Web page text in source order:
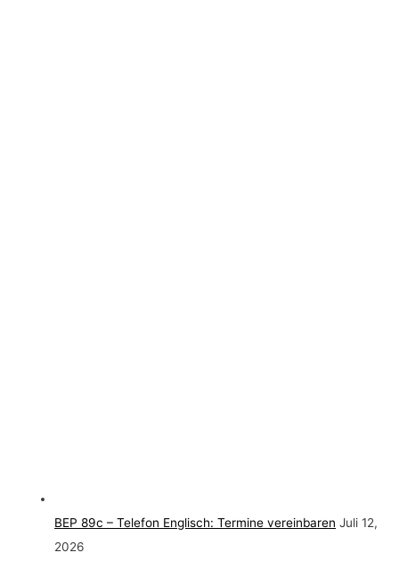
BEP 89c – Telefon Englisch: Termine vereinbaren Juli 12,
2026